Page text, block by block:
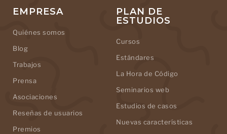
EMPRESA
Quiénes somos
Blog
Trabajos
Prensa
Asociaciones
Reseñas de usuarios
Premios
PLAN DE
ESTUDIOS
Cursos
Estándares
La Hora de Código
Seminarios web
Estudios de casos
Nuevas características